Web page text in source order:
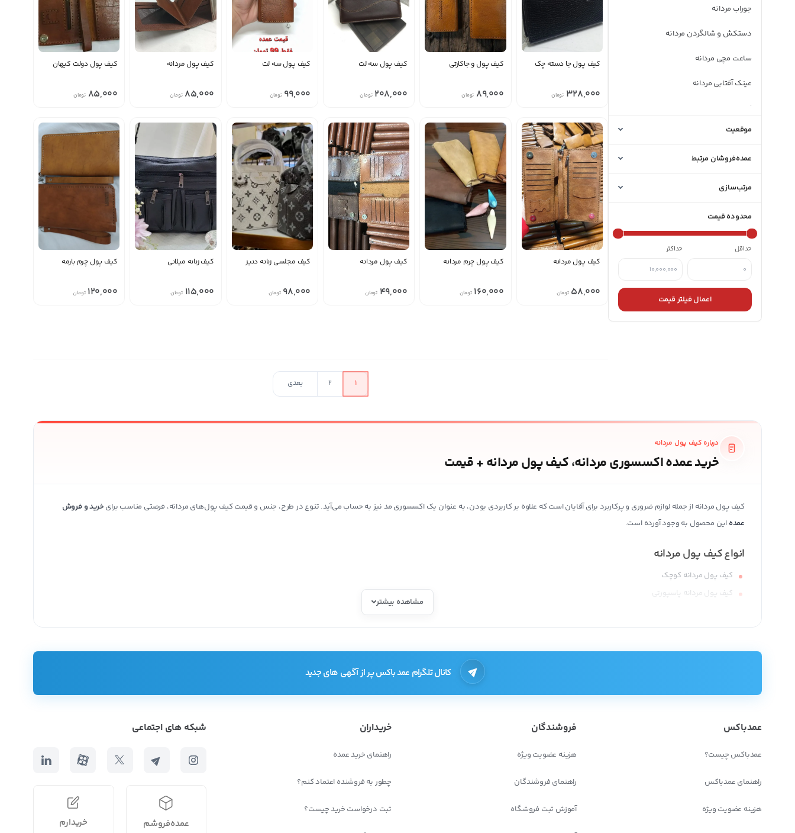
جوراب مردانه
دستکش و شالگردن مردانه
ساعت مچی مردانه
عینک آفتابی مردانه
کلاه مردانه
کمربند مردانه
کیف پول مردانه
موقعیت
عمده‌فروشان مرتبط
مرتب‌سازی
محدوده قیمت
حداقل حداکثر
اعمال فیلتر قیمت
کیف پول جا دسته چک
328,000 تومان
کیف پول و جاکارتی
89,000 تومان
کیف پول سه لت
208,000 تومان
کیف پول سه لت
99,000 تومان
کیف پول مردانه
85,000 تومان
کیف پول دولت کیهان
85,000 تومان
کیف پول مردانه
58,000 تومان
کیف پول چرم مردانه
160,000 تومان
کیف پول مردانه
49,000 تومان
کیف مجلسی زنانه دنیز
98,000 تومان
کیف زنانه میلانی
115,000 تومان
کیف پول چرم بارمه
120,000 تومان
1
2 بعدی
درباره کیف پول مردانه
خرید عمده اکسسوری مردانه، کیف پول مردانه + قیمت
کیف پول مردانه از جمله لوازم ضروری و پرکاربرد برای آقایان است که علاوه بر کاربردی بودن، به عنوان یک اکسسوری مد نیز به حساب می‌آید. تنوع در طرح، جنس و قیمت کیف پول‌های مردانه، فرصتی مناسب برای خرید و فروش
عمده این محصول به وجود آورده است.
انواع کیف پول مردانه
کیف پول مردانه کوچک
کیف پول مردانه پاسپورتی
نکات اساسی و مهمی که برای خرید کیف پول مردانه باید مد نظر قرار گیرد، عبارت است از:
مشاهده بیشتر
کانال تلگرام عمد باکس پر از آگهی های جدید
عمدباکس
عمدباکس چیست؟
راهنمای عمدباکس
هزینه عضویت ویژه
فروشندگان
هزینه عضویت ویژه
راهنمای فروشندگان
آموزش ثبت فروشگاه
خریداران
راهنمای خرید عمده
چطور به فروشنده اعتماد کنم؟
ثبت درخواست خرید چیست؟
شبکه های اجتماعی
عمده‌فروشم خریدارم